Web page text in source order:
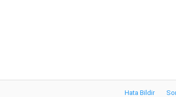
Hata Bildir